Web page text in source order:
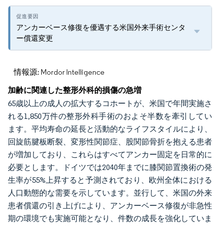
アンカーベース修復を優遇する米国外来手術センタ
ー償還変更
情報源: Mordor Intelligence
加齢に関連した整形外科的損傷の急増
65歳以上の成人の拡大するコホートが、米国で年間実施さ
れる1,850万件の整形外科手術のおよそ半数を牽引してい
ます。平均寿命の延長と活動的なライフスタイルにより、
回旋筋腱板断裂、変形性関節症、股関節骨折を抱える患者
が増加しており、これらはすべてアンカー固定を日常的に
必要とします。ドイツでは2040年までに膝関節置換術の発
生率が55%上昇すると予測されており、欧州全体における
人口動態的な需要を示しています。並行して、米国の外来
患者償還の引き上げにより、アンカーベース修復が非急性
期の環境でも実施可能となり、件数の成長を強化していま